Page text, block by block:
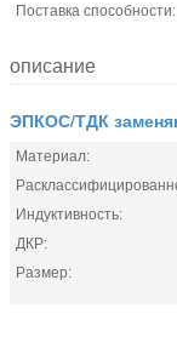
Поставка способности:
описание
ЭПКОС/ТДК
Материал:
Индуктивность:
ДКР:
Размер: